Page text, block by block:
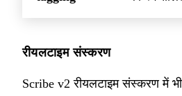
रीयलटाइम संस्करण
Scribe v2 रीयलटाइम संस्करण में